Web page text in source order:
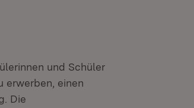
und Schüler
erwerben, einen
Die